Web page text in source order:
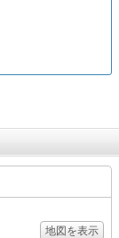
地図を表示